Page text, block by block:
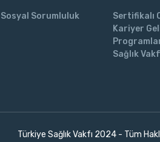
Sosyal Sorumluluk
Sertifikalı
Kariyer
Sağlık
Türkiye Sağlık Vakfı 2024 - Tüm